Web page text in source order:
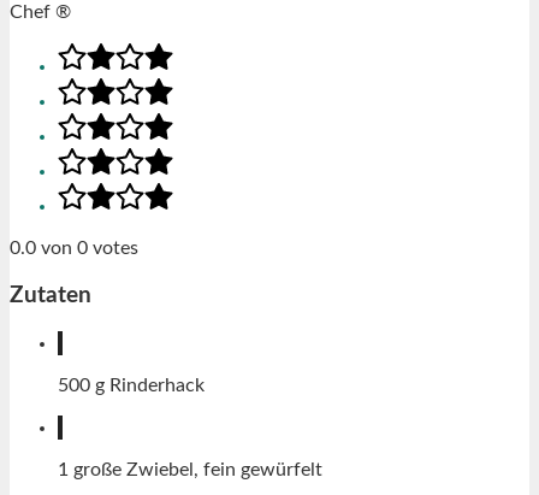
Chef ®
0.0 von 0 votes
Zutaten
500 g Rinderhack
1 große Zwiebel, fein gewürfelt